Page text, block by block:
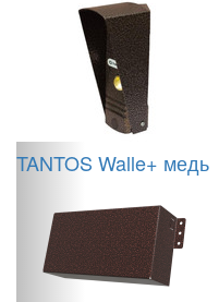
TANTOS Walle+ медь